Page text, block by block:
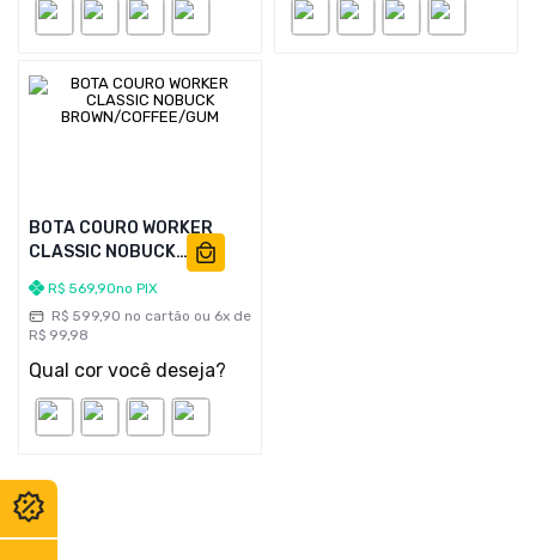
BOTA COURO WORKER
CLASSIC NOBUCK
BROWN/COFFEE/GUM
R$ 569,90no PIX
R$ 599,90 no cartão ou 6x de
R$ 99,98
Qual cor você deseja?